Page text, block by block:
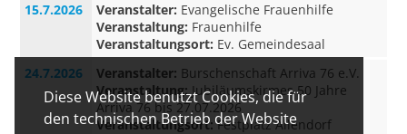
Diese Website benutzt Cookies, die für
den technischen Betrieb der Website
15.7.2026
Veranstalter: Evangelische Frauenhilfe
Veranstaltung: Frauenhilfe
Veranstaltungsort: Ev. Gemeindesaal
24.7.2026
Veranstalter: Burschenschaft Arriva 76 e.V.
Veranstaltung:Jubiläumskirmes 50 Jahre
Arriva 76 bis 27.07.2026
Veranstaltungsort:Festplatz Allendorf